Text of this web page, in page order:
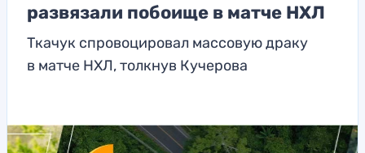
развязали побоище в матче НХЛ
Ткачук спровоцировал массовую драку
в матче НХЛ, толкнув Кучерова